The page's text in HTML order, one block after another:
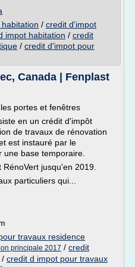
/ credit d'impot
impot habitation / credit
/ credit d'impot pour
Canada | Fenplast
portes et fenêtres
en un crédit d'impôt
de travaux de rénovation
est instauré par le
base temporaire.
jusqu'en 2019.
particuliers qui...
travaux residence
principale 2017 / credit
/ credit d impot pour travaux